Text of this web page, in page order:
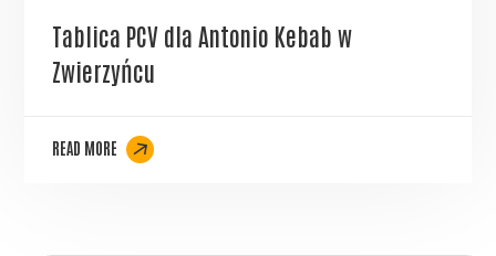
Tablica PCV dla Antonio Kebab w
Zwierzyńcu
READ MORE